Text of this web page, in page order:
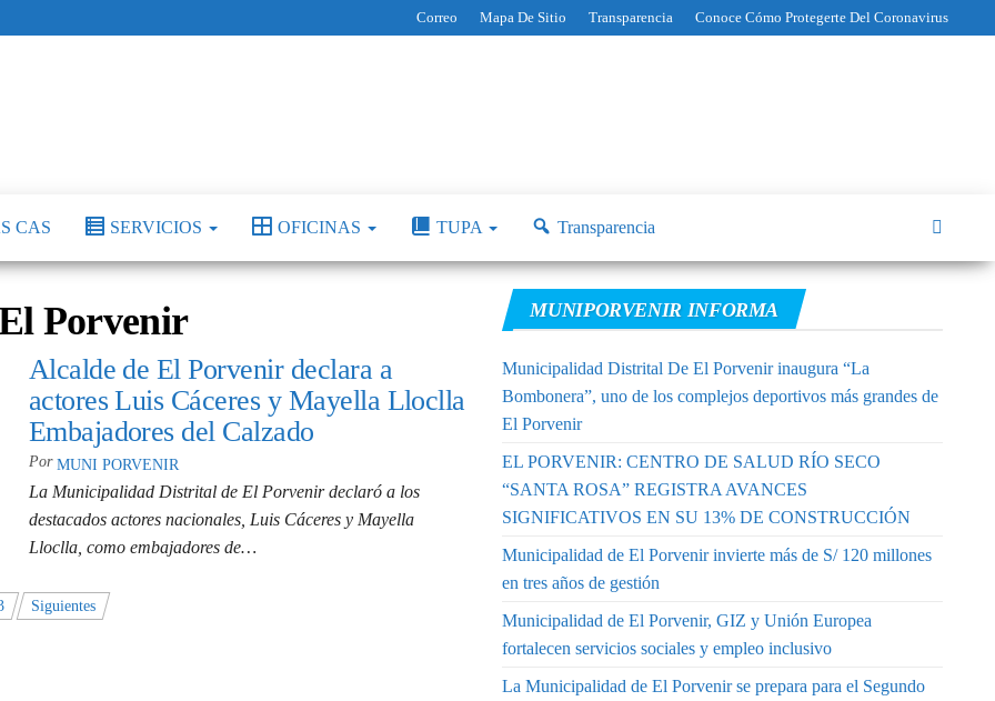
Correo Mapa De Sitio Transparencia Conoce Cómo Protegerte Del Coronavirus
CAS SERVICIOS OFICINAS TUPA Transparencia
Porvenir
Alcalde de El Porvenir declara a
actores Luis Cáceres y Mayella Lloclla
Embajadores del Calzado
Por MUNI PORVENIR
La Municipalidad Distrital de El Porvenir declaró a los
destacados actores nacionales, Luis Cáceres y Mayella
Lloclla, como embajadores de…
Siguientes
MUNIPORVENIR INFORMA
Municipalidad Distrital De El Porvenir inaugura “La
Bombonera”, uno de los complejos deportivos más grandes de
El Porvenir
EL PORVENIR: CENTRO DE SALUD RÍO SECO
“SANTA ROSA” REGISTRA AVANCES
SIGNIFICATIVOS EN SU 13% DE CONSTRUCCIÓN
Municipalidad de El Porvenir invierte más de S/ 120 millones
en tres años de gestión
Municipalidad de El Porvenir, GIZ y Unión Europea
fortalecen servicios sociales y empleo inclusivo
La Municipalidad de El Porvenir se prepara para el Segundo